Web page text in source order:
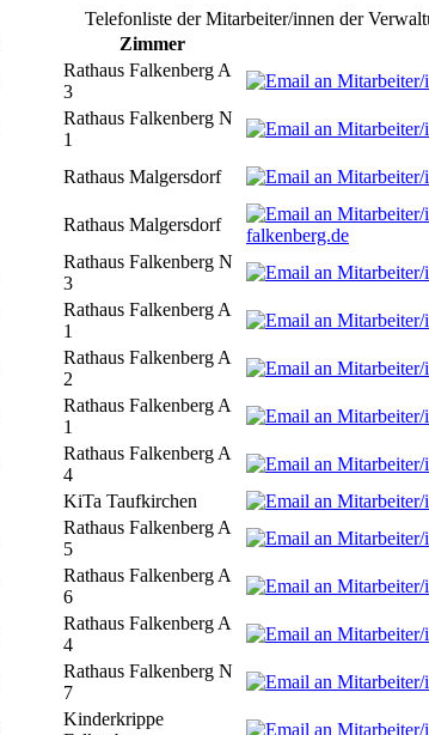
Telefonliste der Mitarbeiter/innen der
Zimmer
Rathaus Falkenberg A
3
Rathaus Falkenberg N
1
Rathaus Malgersdorf
Rathaus Malgersdorf
falkenberg.de
Rathaus Falkenberg N
3
Rathaus Falkenberg A
1
Rathaus Falkenberg A
2
Rathaus Falkenberg A
1
Rathaus Falkenberg A
4
KiTa Taufkirchen
Rathaus Falkenberg A
5
Rathaus Falkenberg A
6
Rathaus Falkenberg A
4
Rathaus Falkenberg N
7
Kinderkrippe